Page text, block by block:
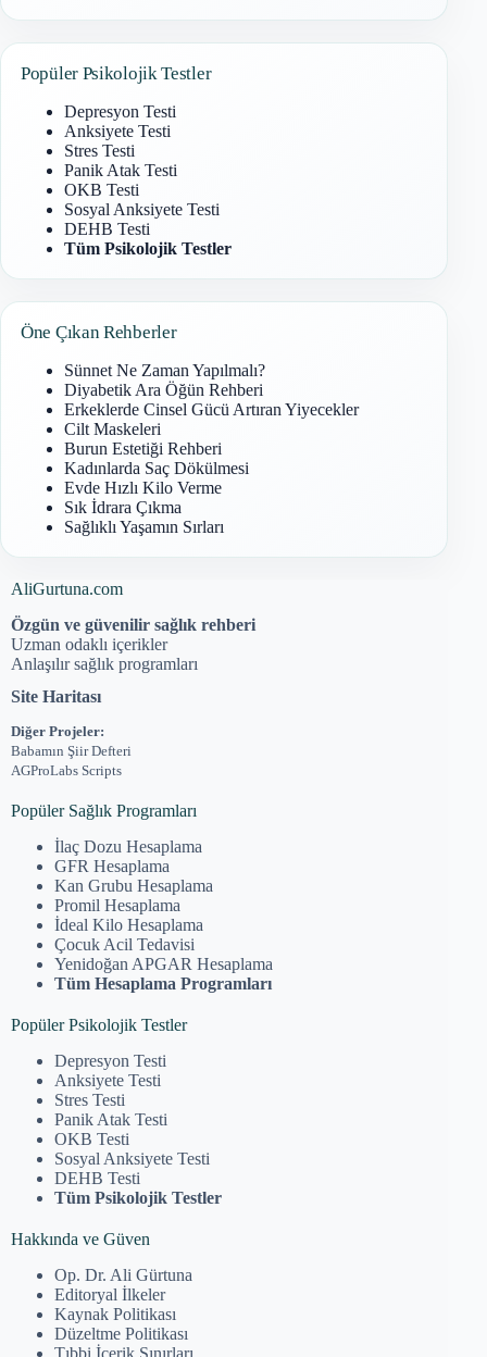
Popüler Psikolojik Testler
Depresyon Testi
Anksiyete Testi
Stres Testi
Panik Atak Testi
OKB Testi
Sosyal Anksiyete Testi
DEHB Testi
Tüm Psikolojik Testler
Öne Çıkan Rehberler
Sünnet Ne Zaman Yapılmalı?
Diyabetik Ara Öğün Rehberi
Erkeklerde Cinsel Gücü Artıran Yiyecekler
Cilt Maskeleri
Burun Estetiği Rehberi
Kadınlarda Saç Dökülmesi
Evde Hızlı Kilo Verme
Sık İdrara Çıkma
Sağlıklı Yaşamın Sırları
AliGurtuna.com
Özgün ve güvenilir sağlık rehberi
Uzman odaklı içerikler
Anlaşılır sağlık programları
Site Haritası
Diğer Projeler:
Babamın Şiir Defteri
AGProLabs Scripts
Popüler Sağlık Programları
İlaç Dozu Hesaplama
GFR Hesaplama
Kan Grubu Hesaplama
Promil Hesaplama
İdeal Kilo Hesaplama
Çocuk Acil Tedavisi
Yenidoğan APGAR Hesaplama
Tüm Hesaplama Programları
Popüler Psikolojik Testler
Depresyon Testi
Anksiyete Testi
Stres Testi
Panik Atak Testi
OKB Testi
Sosyal Anksiyete Testi
DEHB Testi
Tüm Psikolojik Testler
Hakkında ve Güven
Op. Dr. Ali Gürtuna
Editoryal İlkeler
Kaynak Politikası
Düzeltme Politikası
Tıbbi İçerik Sınırları